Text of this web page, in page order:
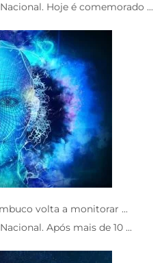
Hoje é comemorado ...
volta a monitorar ...
Após mais de 10 ...